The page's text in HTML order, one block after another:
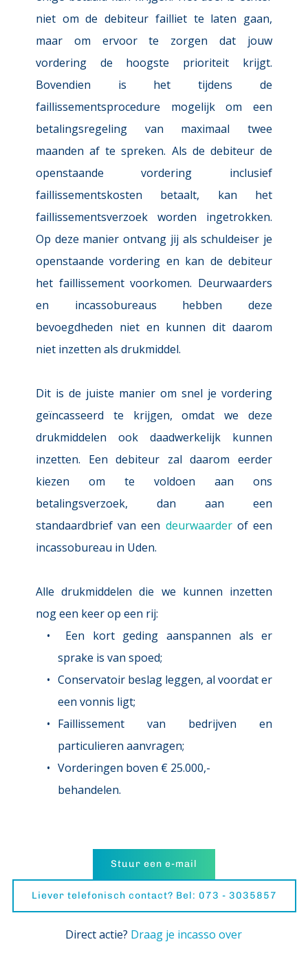
niet om de debiteur failliet te laten gaan,
maar om ervoor te zorgen dat jouw
vordering de hoogste prioriteit krijgt.
Bovendien is het tijdens de
faillissementsprocedure mogelijk om een
betalingsregeling van maximaal twee
maanden af te spreken. Als de debiteur de
openstaande vordering inclusief
faillissementskosten betaalt, kan het
faillissementsverzoek worden ingetrokken.
Op deze manier ontvang jij als schuldeiser je
openstaande vordering en kan de debiteur
het faillissement voorkomen. Deurwaarders
en incassobureaus hebben deze
bevoegdheden niet en kunnen dit daarom
niet inzetten als drukmiddel.
Dit is de juiste manier om snel je vordering
geïncasseerd te krijgen, omdat we deze
drukmiddelen ook daadwerkelijk kunnen
inzetten. Een debiteur zal daarom eerder
kiezen om te voldoen aan ons
betalingsverzoek, dan aan een
standaardbrief van een deurwaarder of een
incassobureau in Uden.
Alle drukmiddelen die we kunnen inzetten
nog een keer op een rij:
Een kort geding aanspannen als er
sprake is van spoed;
Conservatoir beslag leggen, al voordat er
een vonnis ligt;
Faillissement van bedrijven en
particulieren aanvragen;
Vorderingen boven € 25.000,-
behandelen.
Stuur een e-mail
Liever telefonisch contact? Bel: 073 - 3035857
Direct actie? Draag je incasso over